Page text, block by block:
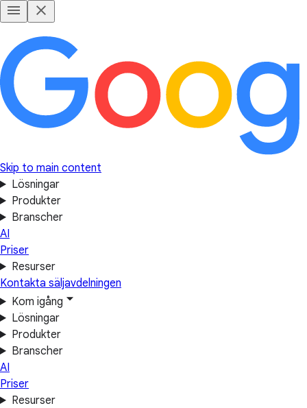
Skip to main content
Lösningar
Produkter
Branscher
AI
Priser
Resurser
Kontakta säljavdelningen
Kom igång
Lösningar
Produkter
Branscher
AI
Priser
Resurser